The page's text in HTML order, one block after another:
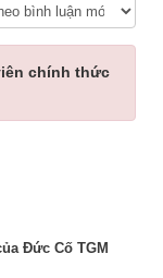
chính thức
Đức Cố TGM